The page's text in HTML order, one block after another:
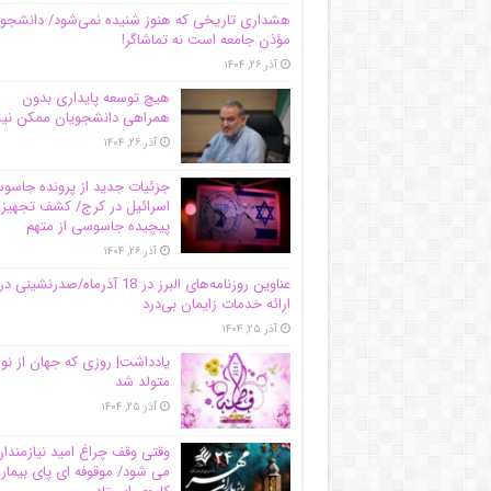
هشداری تاریخی که هنوز شنیده نمی‌شود/ دانشجو
مؤذن جامعه است نه تماشاگر!
آذر ۲۶, ۱۴۰۴
هیچ توسعه پایداری بدون
همراهی دانشجویان ممکن
آذر ۲۶, ۱۴۰۴
جزئیات جدید از پرونده
اسرائیل در کرج/‌ کشف
پیچیده جاسوسی از متهم
آذر ۲۶, ۱۴۰۴
عناوین روزنامه‌های البرز در ‌18 آذرماه/صدرنشینی در
ارائه خدمات زایمان بی‌درد
آذر ۲۵, ۱۴۰۴
یادداشت| روزی که جهان از نو
متولد شد
آذر ۲۵, ۱۴۰۴
وقتی وقف چراغ امید
می شود/ موقوفه ای پای